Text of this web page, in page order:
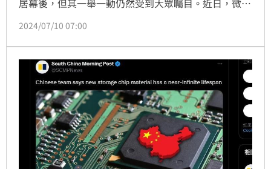
總部大廈。
2024/07/10 07:00